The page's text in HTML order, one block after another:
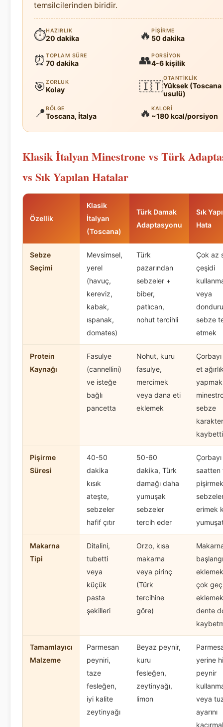
temsilcilerinden biridir.
⏱HAZIRLIK
20 dakika 🔥 PIŞIRME
50 dakika
⏰ TOPLAM SÜRE
70 dakika 👥PORSIYON
4-6 kişilik
🎯 ZORLUK
Kolay 🇮🇹
OTANTIKLIK
Yüksek (Toscana
usulü)
📍 BÖLGE
Toscana, İtalya 🔥 KALORI
~180 kcal/porsiyon
Klasik İtalyan Minestrone vs Türk
vs Sık Yapılan Hatalar
Özellik
Klasik
İtalyan
(Toscana)
Türk Damak
Adaptasyonu
Sık
Hata
Sebze
Seçimi
Mevsimsel,
yerel
(havuç,
kereviz,
kabak,
ıspanak,
domates)
Türk
pazarından
sebzeler +
biber,
patlıcan,
nohut tercihli
Çok az
çeşidi
veya
sebze
etmek
Protein
Kaynağı
Fasulye
(cannellini)
ve isteğe
bağlı
pancetta
Nohut, kuru
fasulye,
mercimek
veya dana eti
eklemek
et
sebze
Pişirme
Süresi
40-50
dakika
kısık
ateşte,
sebzeler
hafif çıtır
50-60
dakika, Türk
damağı daha
yumuşak
sebzeler
tercih eder
saatten
erimek
Makarna
Tipi
Ditalini,
tubetti
veya
küçük
pasta
şekilleri
Orzo, kısa
makarna
veya pirinç
(Türk
tercihine
göre)
çok geç
dente
Tamamlayıcı
Malzeme
Parmesan
peyniri,
taze
fesleğen,
iyi kalite
zeytinyağı
Beyaz peynir,
kuru
fesleğen,
zeytinyağı,
limon
yerine
peynir
veya
ayarını